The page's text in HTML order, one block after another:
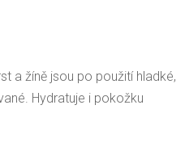
a žíně jsou po použití hladké,
Hydratuje i pokožku